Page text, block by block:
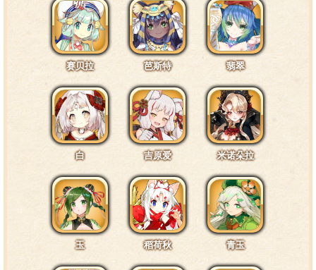
特训7阶段台词4·通常6
想要振兴家族的话，光靠一个人是远远不够的，团长
你愿意来陪本小姐一起……总、总感觉这个说法有点怪怪
的，啊哈哈哈……
特训7阶段台词5·通常7
团长，本小姐有些困了，可以借你的膝盖躺一下吗？
赛贝拉 芭斯特 翡翠
白 吉原爱 米诺朵拉
玉 稻荷秋 青玉